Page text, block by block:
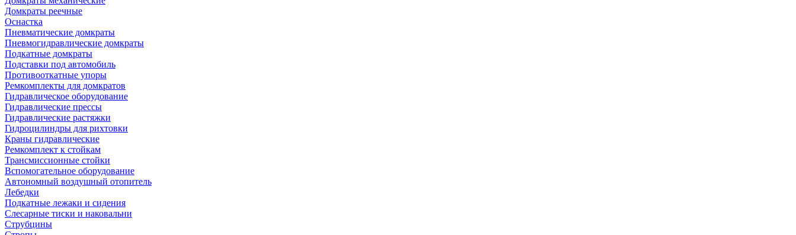
Домкраты реечные
Оснастка
Пневматические домкраты
Пневмогидравлические домкраты
Подкатные домкраты
Подставки под автомобиль
Противооткатные упоры
Ремкомплекты для домкратов
Гидравлическое оборудование
Гидравлические прессы
Гидравлические растяжки
Гидроцилиндры для рихтовки
Краны гидравлические
Ремкомплект к стойкам
Трансмиссионные стойки
Вспомогательное оборудование
Автономный воздушный отопитель
Лебедки
Подкатные лежаки и сидения
Слесарные тиски и наковальни
Струбцины